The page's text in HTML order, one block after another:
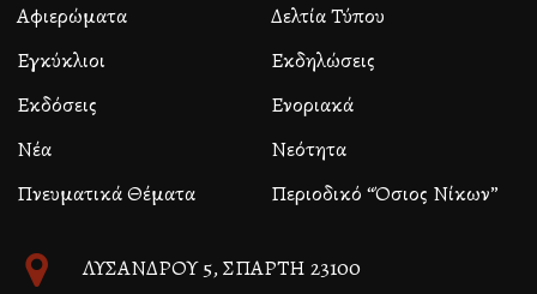
Αφιερώματα
Δελτία Τύπου
Εγκύκλιοι
Εκδηλώσεις
Εκδόσεις
Ενοριακά
Νέα
Νεότητα
Πνευματικά Θέματα
Περιοδικό “Όσιος Νίκων”
ΛΥΣΑΝΔΡΟΥ 5, ΣΠΑΡΤΗ 23100